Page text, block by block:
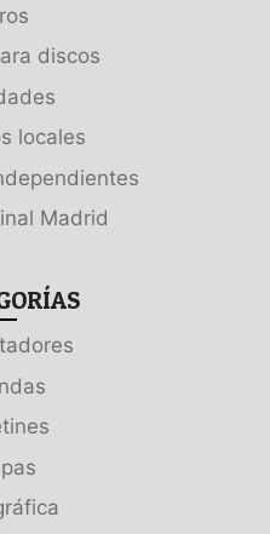
discos
locales
Madrid